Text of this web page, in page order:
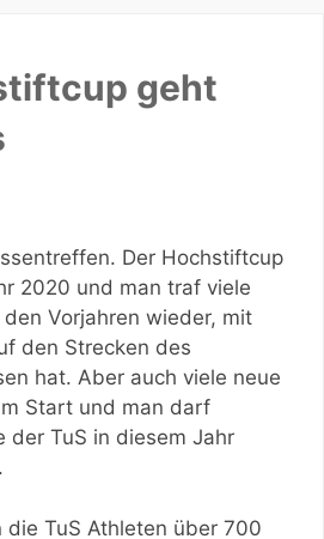
geht
Der Hochstiftcup
2020 und man traf viele
Vorjahren wieder, mit
den Strecken des
hat. Aber auch viele neue
Start und man darf
der TuS in diesem Jahr
die TuS Athleten über 700